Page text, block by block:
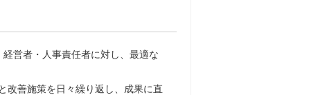
営者・人事責任者に対し、最適な
改善施策を日々繰り返し、成果に直